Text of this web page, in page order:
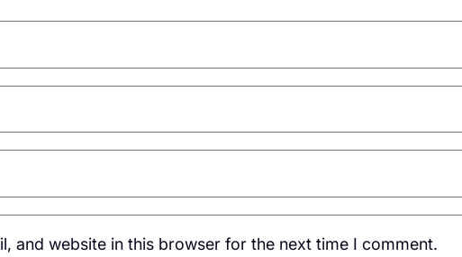
and website in this browser for the next time I comment.